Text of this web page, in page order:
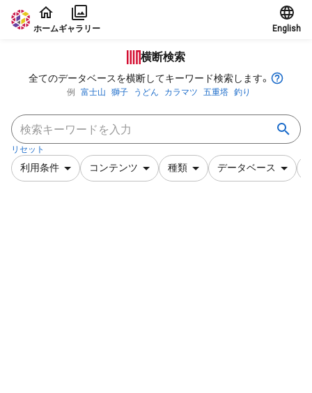
本文に飛ぶ
ホームギャラリー English
横断検索
全てのデータベースを横断してキーワード検索します。
例 富士山 獅子 うどん カラマツ 五重塔 釣り
リセット
利用条件 コンテンツ 種類 データベース